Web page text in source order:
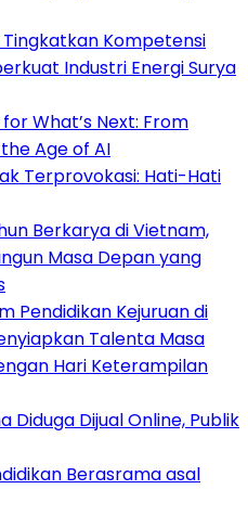
Kompetensi
Industri Energi Surya
What’s Next: From
Age of AI
Terprovokasi: Hati-Hati
Berkarya di Vietnam,
Masa Depan yang
Pendidikan Kejuruan di
Talenta Masa
Hari Keterampilan
Diduga Dijual Online, Publik
Berasrama asal